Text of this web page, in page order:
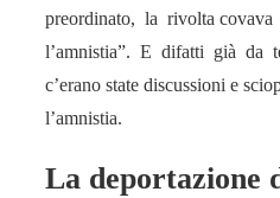
preordinato, la rivolta
l’amnistia”. E difatti già da
c’erano state discussioni e
l’amnistia.
La deportazione